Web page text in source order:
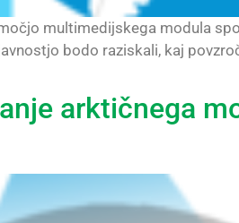
multimedijskega modula
bodo raziskali, kaj
arktičnega